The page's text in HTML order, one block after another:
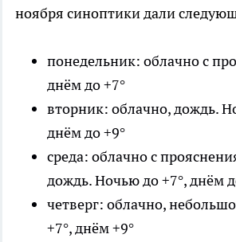
ноября синоптики дали
понедельник: облачно с
днём до +7°
вторник: облачно, дождь.
днём до +9°
среда: облачно с
дождь. Ночью до +7°, днём
четверг: облачно,
+7°, днём +9°